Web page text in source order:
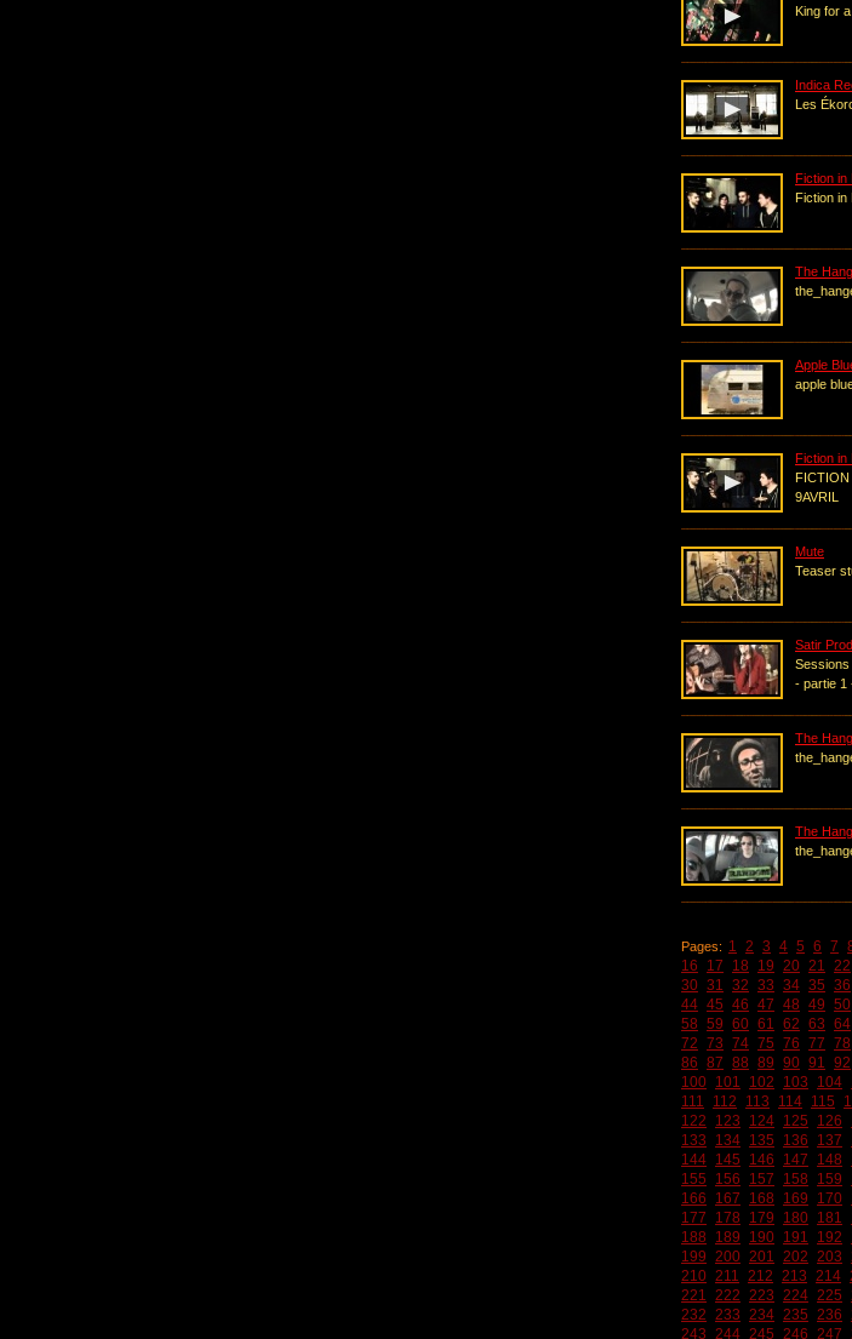
‪King for
Indica
Les
Fiction in
Fiction in
The
Apple
apple
Fiction in
FICTION
9AVRIL
Mute
Teaser
Satir
- partie 1
The
The
Pages: 1 2 3 4 5 6 7
16
17 18 19 20 21 22
30 31 32 33 34 35 36
44 45 46 47 48 49 50
58 59 60 61 62 63 64
72 73 74 75 76 77 78
86 87 88 89 90 91 92
100 101 102 103 104
111
112 113 114 115
122
123 124 125 126
133
134 135 136 137
144 145 146 147 148
155
156 157 158 159
166
167 168 169 170
177
178 179 180 181
188
189 190 191 192
199 200 201 202 203
210 211 212 213 214
221 222 223 224 225
232 233 234 235 236
243 244 245 246 247